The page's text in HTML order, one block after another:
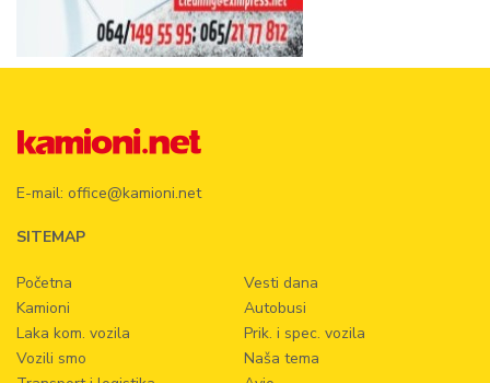
E-mail: office@kamioni.net
SITEMAP
Početna
Vesti dana
Kamioni
Autobusi
Laka kom. vozila
Prik. i spec. vozila
Vozili smo
Naša tema